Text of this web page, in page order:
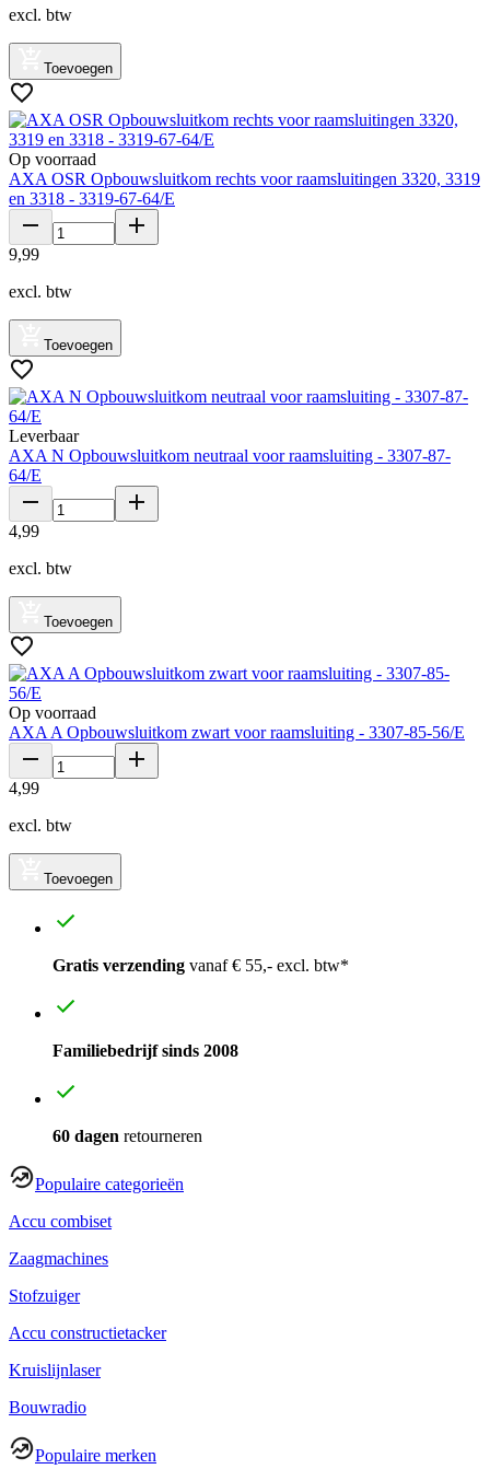
excl. btw
Toevoegen
Op voorraad
AXA OSR Opbouwsluitkom rechts voor raamsluitingen 3320, 3319
en 3318 - 3319-67-64/E
9,99
excl. btw
Toevoegen
Leverbaar
AXA N Opbouwsluitkom neutraal voor raamsluiting - 3307-87-
64/E
4,99
excl. btw
Toevoegen
Op voorraad
AXA A Opbouwsluitkom zwart voor raamsluiting - 3307-85-56/E
4,99
excl. btw
Toevoegen
Gratis verzending vanaf € 55,- excl. btw*
Familiebedrijf sinds 2008
60 dagen retourneren
Populaire categorieën
Accu combiset
Zaagmachines
Stofzuiger
Accu constructietacker
Kruislijnlaser
Bouwradio
Populaire merken